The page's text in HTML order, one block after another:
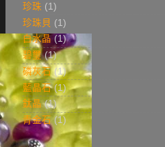
珍珠 (1)
珍珠貝 (1)
白水晶 (1)
碧璽 (1)
磷灰石 (1)
藍晶石 (1)
鈦晶 (1)
青金石 (1)